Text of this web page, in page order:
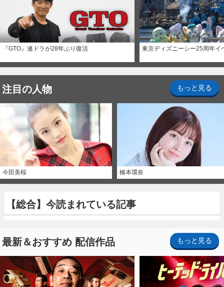
『GTO』連ドラが28年ぶり復活 東京ディズニーシー25周年イ
注目の人物 もっと見る
今田美桜 橋本環奈
【総合】今読まれている記事
最新＆おすすめ 配信作品 もっと見る